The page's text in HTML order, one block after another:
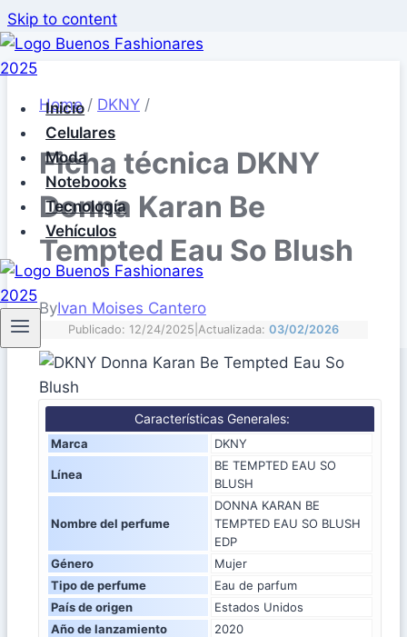
Skip to content
Inicio
Celulares
Moda
Notebooks
Tecnología
Vehículos
Home / DKNY /
Ficha técnica DKNY
Donna Karan Be
Tempted Eau So Blush
ByIvan Moises Cantero
Publicado: 12/24/2025 Actualizada: 03/02/2026
Características Generales:
Marca DKNY
Línea
BE TEMPTED EAU SO
BLUSH
Nombre del perfume
DONNA KARAN BE
TEMPTED EAU SO BLUSH
EDP
Género
Mujer
Tipo de perfume
Eau de parfum
País de origen
Estados Unidos
Año de lanzamiento
2020